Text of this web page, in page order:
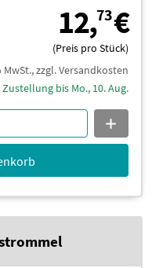
12,73€
(Preis pro Stück)
MwSt., zzgl. Versandkosten
Zustellung bis Mo., 10. Aug.